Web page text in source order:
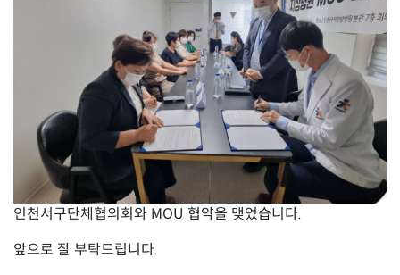
인천서구단체협의회와 MOU 협약을 맺었습니다.
앞으로 잘 부탁드립니다.